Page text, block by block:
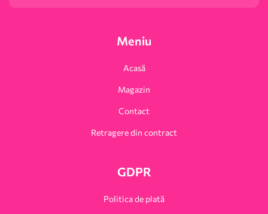
Meniu
Acasă
Magazin
Contact
Retragere din contract
GDPR
Politica de plată